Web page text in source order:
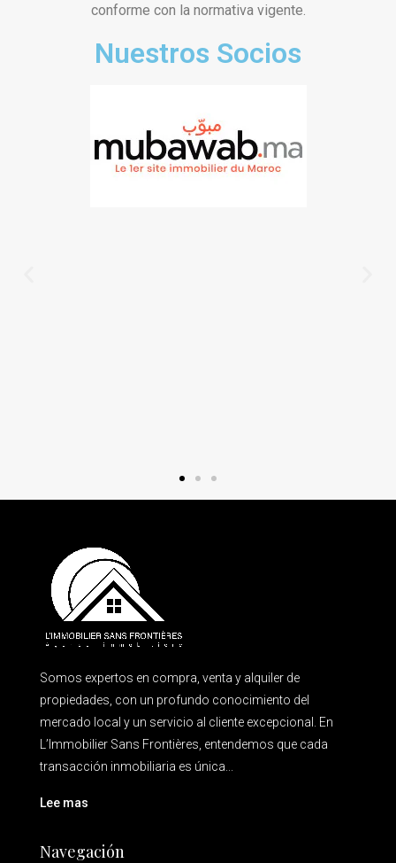
conforme con la normativa vigente.
Nuestros Socios
Somos expertos en compra, venta y alquiler de
propiedades, con un profundo conocimiento del
mercado local y un servicio al cliente excepcional. En
L’Immobilier Sans Frontières, entendemos que cada
transacción inmobiliaria es única...
Lee mas
Navegación